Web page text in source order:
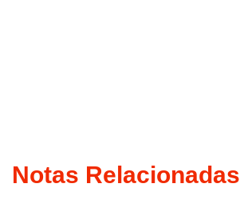
Notas Relacionadas